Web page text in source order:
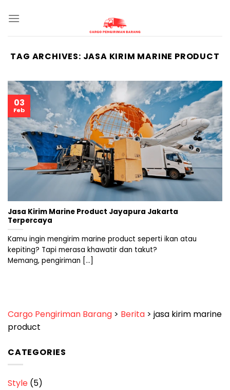
TAG ARCHIVES: JASA KIRIM MARINE PRODUCT
Jasa Kirim Marine Product Jayapura Jakarta
Terpercaya
Kamu ingin mengirim marine product seperti ikan atau
kepiting? Tapi merasa khawatir dan takut?
Memang, pengiriman [...]
03
Feb
Cargo Pengiriman Barang > Berita > jasa kirim marine
product
CATEGORIES
Style (5)